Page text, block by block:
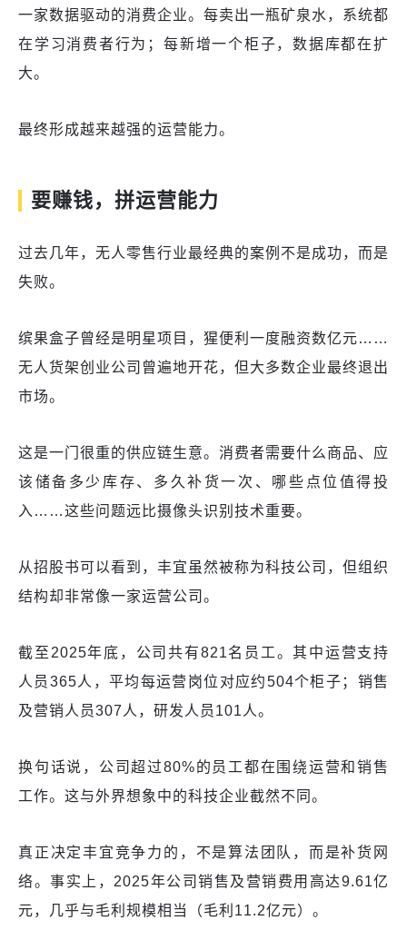
一家数据驱动的消费企业。每卖出一瓶矿泉水，系统都
在学习消费者行为；每新增一个柜子，数据库都在扩
大。
最终形成越来越强的运营能力。
要赚钱，拼运营能力
过去几年，无人零售行业最经典的案例不是成功，而是
失败。
缤果盒子曾经是明星项目，猩便利一度融资数亿元……
无人货架创业公司曾遍地开花，但大多数企业最终退出
市场。
这是一门很重的供应链生意。消费者需要什么商品、应
该储备多少库存、多久补货一次、哪些点位值得投
入……这些问题远比摄像头识别技术重要。
从招股书可以看到，丰宜虽然被称为科技公司，但组织
结构却非常像一家运营公司。
截至2025年底，公司共有821名员工。其中运营支持
人员365人，平均每运营岗位对应约504个柜子；销售
及营销人员307人，研发人员101人。
换句话说，公司超过80%的员工都在围绕运营和销售
工作。这与外界想象中的科技企业截然不同。
真正决定丰宜竞争力的，不是算法团队，而是补货网
络。事实上，2025年公司销售及营销费用高达9.61亿
元，几乎与毛利规模相当（毛利11.2亿元）。